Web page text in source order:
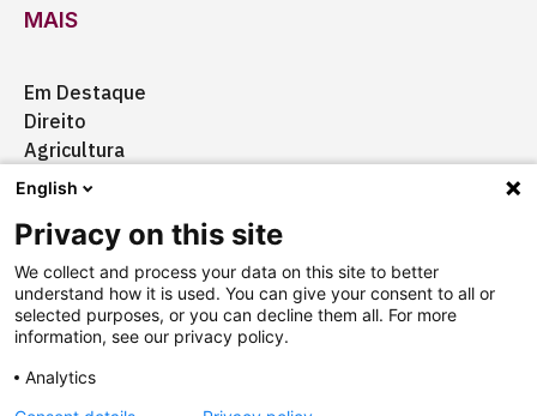
MAIS
Em Destaque
Direito
Agricultura
Certificação
Aquisições
English
Privacy on this site
We collect and process your data on this site to better
understand how it is used. You can give your consent to all or
selected purposes, or you can decline them all. For more
information, see our privacy policy.
Analytics